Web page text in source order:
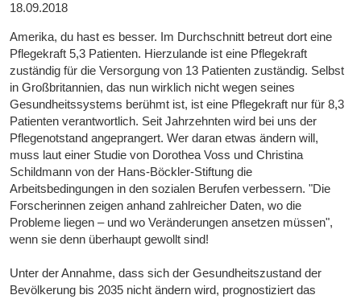
18.09.2018
Amerika, du hast es besser. Im Durchschnitt betreut dort eine
Pflegekraft 5,3 Patienten. Hierzulande ist eine Pflegekraft
zuständig für die Versorgung von 13 Patienten zuständig. Selbst
in Großbritannien, das nun wirklich nicht wegen seines
Gesundheitssystems berühmt ist, ist eine Pflegekraft nur für 8,3
Patienten verantwortlich. Seit Jahrzehnten wird bei uns der
Pflegenotstand angeprangert. Wer daran etwas ändern will,
muss laut einer Studie von Dorothea Voss und Christina
Schildmann von der Hans-Böckler-Stiftung die
Arbeitsbedingungen in den sozialen Berufen verbessern. "Die
Forscherinnen zeigen anhand zahlreicher Daten, wo die
Probleme liegen – und wo Veränderungen ansetzen müssen",
wenn sie denn überhaupt gewollt sind!
Unter der Annahme, dass sich der Gesundheitszustand der
Bevölkerung bis 2035 nicht ändern wird, prognostiziert das